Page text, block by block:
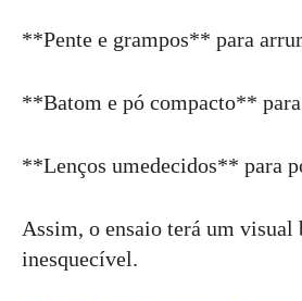
**Pente e grampos** para
**Batom e pó compacto**
**Lenços umedecidos** para
Assim, o ensaio terá um
inesquecível.